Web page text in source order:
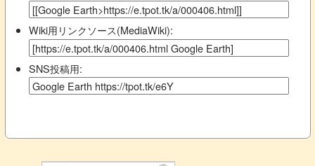
Wiki用リンクソース(MediaWiki):
SNS投稿用: